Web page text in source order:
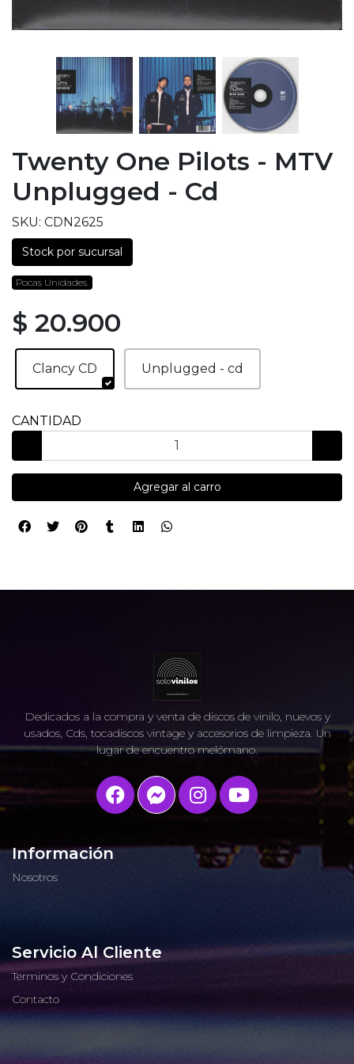
Twenty One Pilots - MTV
Unplugged - Cd
SKU: CDN2625
Stock por sucursal
Pocas Unidades.
$ 20.900
Clancy CD Unplugged - cd
CANTIDAD
Agregar al carro
Dedicados a la compra y venta de discos de vinilo, nuevos y
usados, Cds, tocadiscos vintage y accesorios de limpieza. Un
lugar de encuentro melómano.
Información
Nosotros
Servicio Al Cliente
Terminos y Condiciones
Contacto